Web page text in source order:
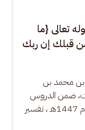
- 9 - من قوله تعالى {ما
قبلك إن ربك
بن محمد بن
ضمن الدروس
الصباحية لشهر رمضان المبارك من عام 1447هـ ، تفسير